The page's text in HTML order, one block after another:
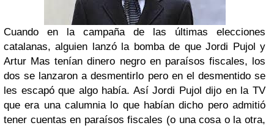
Cuando en la campaña de las últimas elecciones
catalanas, alguien lanzó la bomba de que Jordi Pujol y
Artur Mas tenían dinero negro en paraísos fiscales, los
dos se lanzaron a desmentirlo pero en el desmentido se
les escapó que algo había. Así Jordi Pujol dijo en la TV
que era una calumnia lo que habían dicho pero admitió
tener cuentas en paraísos fiscales (o una cosa o la otra,